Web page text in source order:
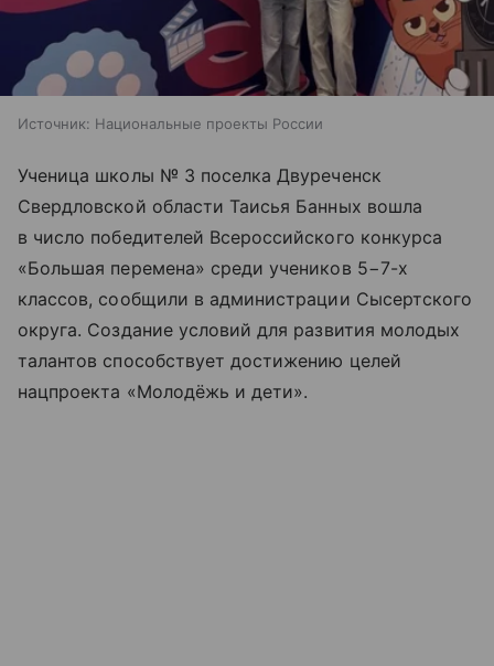
Источник: Национальные проекты России
Ученица школы № 3 поселка Двуреченск
Свердловской области Таисья Банных вошла
в число победителей Всероссийского конкурса
«Большая перемена» среди учеников 5−7-х
классов, сообщили в администрации Сысертского
округа. Создание условий для развития молодых
талантов способствует достижению целей
нацпроекта «Молодёжь и дети».